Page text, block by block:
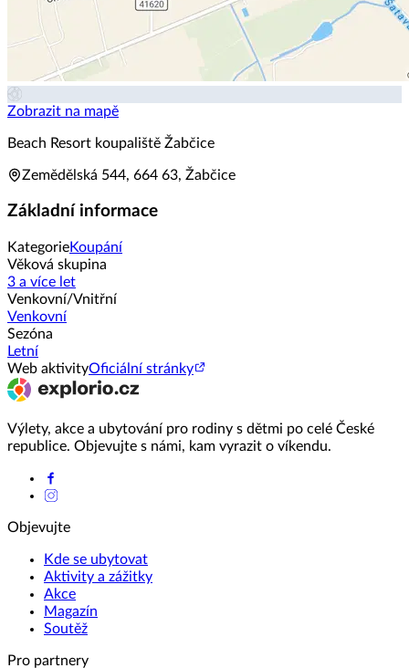
Zobrazit na mapě
Beach Resort koupaliště Žabčice
Zemědělská 544, 664 63, Žabčice
Základní informace
KategorieKoupání
Věková skupina
3 a více let
Venkovní/Vnitřní
Venkovní
Sezóna
Letní
Web aktivityOficiální stránky
Výlety, akce a ubytování pro rodiny s dětmi po celé České
republice. Objevujte s námi, kam vyrazit o víkendu.
Objevujte
Kde se ubytovat
Aktivity a zážitky
Akce
Magazín
Soutěž
Pro partnery